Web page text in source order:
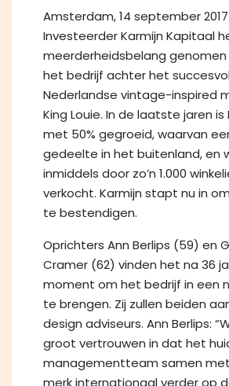
Amsterdam, 14 september
Investeerder Karmijn Kapitaal
meerderheidsbelang genomen
het bedrijf achter het
Nederlandse vintage-inspired
King Louie. In de laatste jaren is
met 50% gegroeid, waarvan
gedeelte in het buitenland, en
inmiddels door zo’n 1.000
verkocht. Karmijn stapt nu in
te bestendigen.
Oprichters Ann Berlips (59) en
Cramer (62) vinden het na 36
moment om het bedrijf in een
te brengen. Zij zullen beiden
design adviseurs. Ann Berlips:
groot vertrouwen in dat het
managementteam samen
merk internationaal verder op